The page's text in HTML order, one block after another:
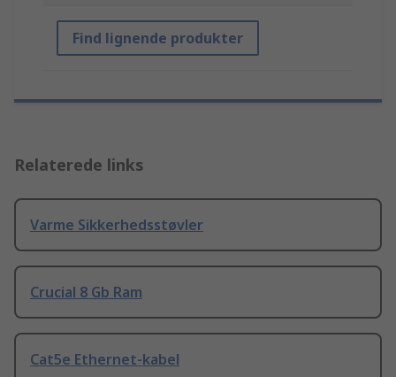
Find lignende produkter
Relaterede links
Varme Sikkerhedsstøvler
Crucial 8 Gb Ram
Cat5e Ethernet-kabel